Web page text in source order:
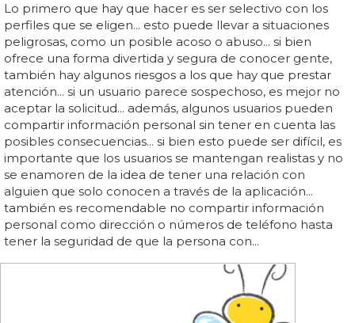
Lo primero que hay que hacer es ser selectivo con los
perfiles que se eligen... esto puede llevar a situaciones
peligrosas, como un posible acoso o abuso... si bien
ofrece una forma divertida y segura de conocer gente,
también hay algunos riesgos a los que hay que prestar
atención... si un usuario parece sospechoso, es mejor no
aceptar la solicitud... además, algunos usuarios pueden
compartir información personal sin tener en cuenta las
posibles consecuencias... si bien esto puede ser difícil, es
importante que los usuarios se mantengan realistas y no
se enamoren de la idea de tener una relación con
alguien que solo conocen a través de la aplicación...
también es recomendable no compartir información
personal como dirección o números de teléfono hasta
tener la seguridad de que la persona con...